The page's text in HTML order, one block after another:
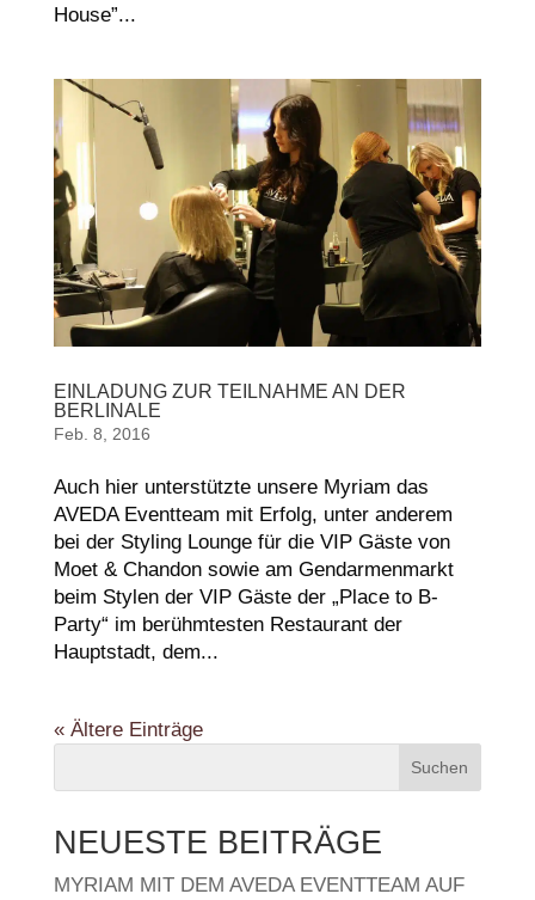
House”...
EINLADUNG ZUR TEILNAHME AN DER
BERLINALE
Feb. 8, 2016
Auch hier unterstützte unsere Myriam das
AVEDA Eventteam mit Erfolg, unter anderem
bei der Styling Lounge für die VIP Gäste von
Moet & Chandon sowie am Gendarmenmarkt
beim Stylen der VIP Gäste der „Place to B-
Party“ im berühmtesten Restaurant der
Hauptstadt, dem...
« Ältere Einträge
NEUESTE BEITRÄGE
MYRIAM MIT DEM AVEDA EVENTTEAM AUF